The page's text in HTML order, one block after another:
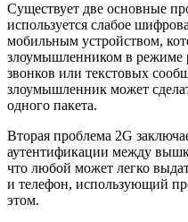
Существует две основные
используется слабое
мобильным устройством,
злоумышленником в режиме
звонков или текстовых
злоумышленник может
одного пакета.
Вторая проблема 2G
аутентификации между
что любой может легко
и телефон, использующий
этом.